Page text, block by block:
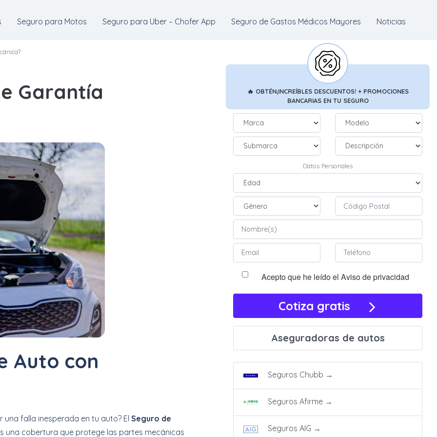
Seguro para Motos Seguro para Uber – Chofer App Seguro de Gastos Médicos Mayores Noticias
Garantía
Auto con
falla inesperada en tu auto? El Seguro de
una cobertura que protege las partes mecánicas
🔥 OBTÉN¡INCREÍBLES DESCUENTOS! + PROMOCIONES
BANCARIAS EN TU SEGURO
Datos Personales
Acepto que he leído el Aviso de privacidad
Cotiza gratis
Aseguradoras de autos
Seguros Chubb →
Seguros Afirme →
Seguros AIG →